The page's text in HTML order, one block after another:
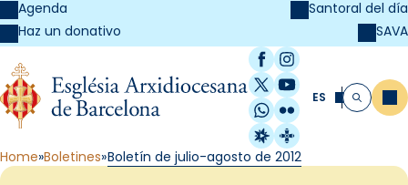
Agenda
Haz un donativo
Santoral del día
SAVA
Facebook
Instagram
X / Twitter
YouTube
WhatsApp
Flickr
Radio Estel
Catalunya
ES Buscar
Home Boletines Boletín de julio-agosto de 2012